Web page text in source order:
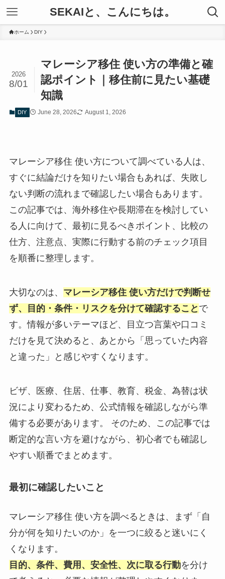
SEKAIと、こんにちは。
ホーム DIY
マレーシア移住 使い方の準備と確
認ポイント｜移住前に見たい基礎
知識
2026
8/01
DIY June 28, 2026 August 1, 2026
マレーシア移住 使い方について調べている人は、
すぐに結論だけを知りたい場合もあれば、失敗し
ない判断の流れまで確認したい場合もあります。
この記事では、海外移住や長期滞在を検討してい
る人に向けて、最初に見るべきポイント、比較の
仕方、注意点、実際に行動する前のチェック項目
を順番に整理します。
大切なのは、 マレーシア移住 使い方だけで判断せ
ず、目的・条件・リスクを分けて確認すること で
す。情報が多いテーマほど、目立つ言葉や口コミ
だけを見て決めると、あとから「思っていた内容
と違った」と感じやすくなります。
ビザ、医療、住居、仕事、教育、税金、為替は状
況により変わるため、公式情報を確認しながら準
備する必要があります。 そのため、この記事では
断定的な言い方を避けながら、初心者でも確認し
やすい順番でまとめます。
最初に確認したいこと
マレーシア移住 使い方を調べるときは、まず「自
分が何を知りたいのか」を一つに絞ると迷いにく
くなります。
目的、条件、費用、安全性、次に取る行動を分け